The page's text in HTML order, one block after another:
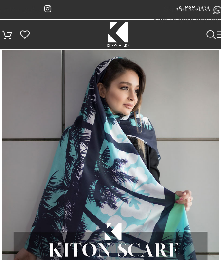
Skip to navigation
Skip to main content
09029201818